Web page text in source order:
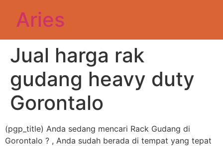
Aries
Jual harga rak
gudang heavy duty
Gorontalo
(pgp_title) Anda sedang mencari Rack Gudang di
Gorontalo ? , Anda sudah berada di tempat yang tepat